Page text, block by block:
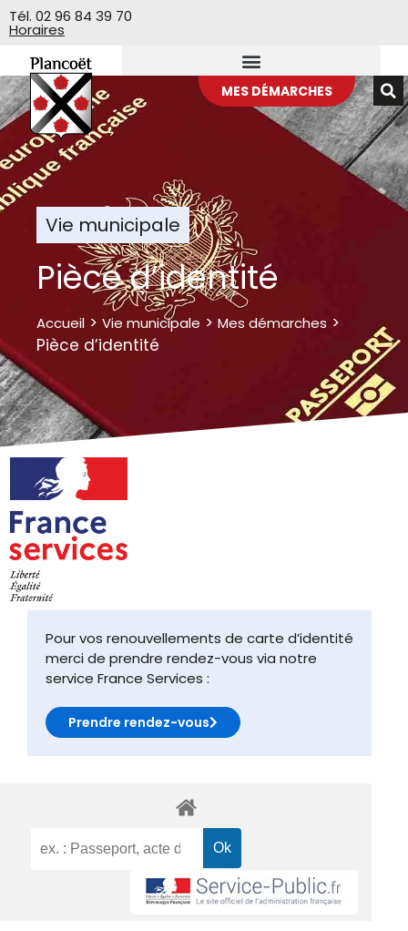
Veuillez
noter
site
Web
comprend
un
système
d'accessibilité.
Tél. 02 96 84 39 70
Horaires
MES DÉMARCHES
Vie municipale
Pièce d’identité
Accueil > Vie municipale > Mes démarches >
Pièce d’identité
Pour vos renouvellements de carte d’identité
merci de prendre rendez-vous via notre
service France Services :
Prendre rendez-vous